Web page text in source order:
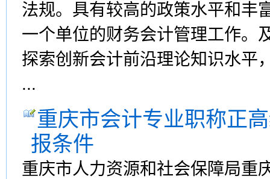
法规。具有较高的政策水平和丰
一个单位的财务会计管理工作。
探索创新会计前沿理论知识水平
...
重庆市会计专业职称正
报条件
重庆市人力资源和社会保障局重